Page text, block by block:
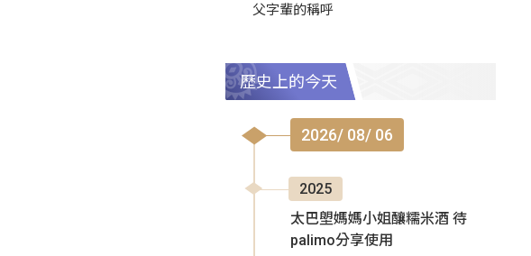
父字輩的稱呼
歷史上的今天
2026/ 08/ 06
2025
太巴塱媽媽小姐釀糯米酒 待
palimo分享使用